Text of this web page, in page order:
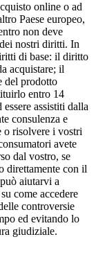
online o ad
Paese europeo,
non deve
nostri diritti. In
di base: il diritto
acquistare; il
del prodotto
entro 14
assistiti dalla
consulenza e
o risolvere i vostri
avete
dal vostro, se
direttamente con il
aiutarvi a
come accedere
controversie
ed evitando lo
giudiziale.